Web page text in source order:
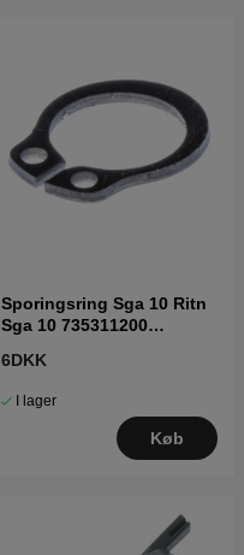
Sporingsring Sga 10 Ritn
Sga 10 735311200
6DKK
I lager
Køb